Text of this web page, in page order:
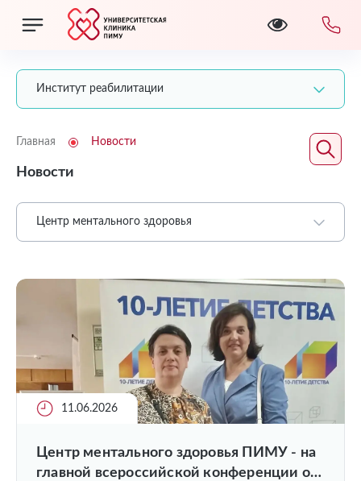
Институт реабилитации
Главная Новости
Новости
Центр ментального здоровья
11.06.2026
Центр ментального здоровья ПИМУ - на
главной всероссийской конференции о